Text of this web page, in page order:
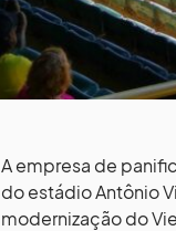
A empresa de
do estádio Antônio
modernização do